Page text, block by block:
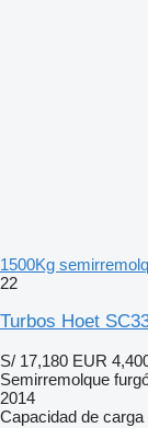
1500Kg
22
Turbos Hoet
S/ 17,180 EUR
Semirremolque
2014
Capacidad de carga